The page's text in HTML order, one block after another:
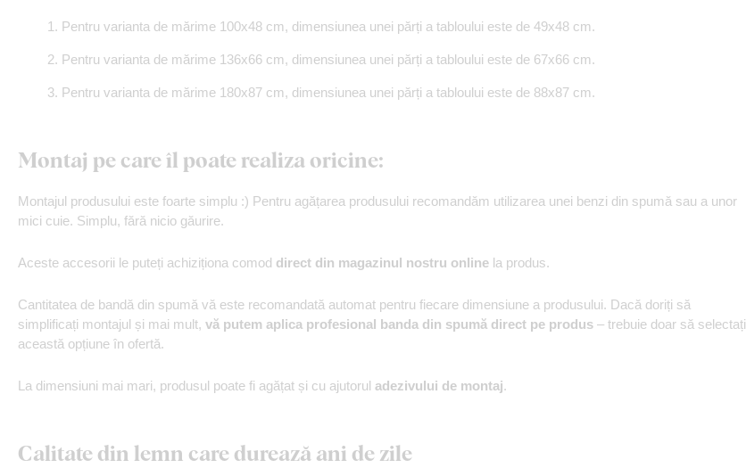
Pentru varianta de mărime 100x48 cm, dimensiunea unei părți a tabloului este de 49x48 cm.
Pentru varianta de mărime 136x66 cm, dimensiunea unei părți a tabloului este de 67x66 cm.
Pentru varianta de mărime 180x87 cm, dimensiunea unei părți a tabloului este de 88x87 cm.
Montaj pe care îl poate realiza oricine:
Montajul produsului este foarte simplu :) Pentru agățarea produsului recomandăm utilizarea unei benzi din spumă sau a unor
mici cuie. Simplu, fără nicio găurire.
Aceste accesorii le puteți achiziționa comod direct din magazinul nostru online la produs.
Cantitatea de bandă din spumă vă este recomandată automat pentru fiecare dimensiune a produsului. Dacă doriți să
simplificați montajul și mai mult, vă putem aplica profesional banda din spumă direct pe produs – trebuie doar să selectați
această opțiune în ofertă.
La dimensiuni mai mari, produsul poate fi agățat și cu ajutorul adezivului de montaj.
Calitate din lemn care durează ani de zile